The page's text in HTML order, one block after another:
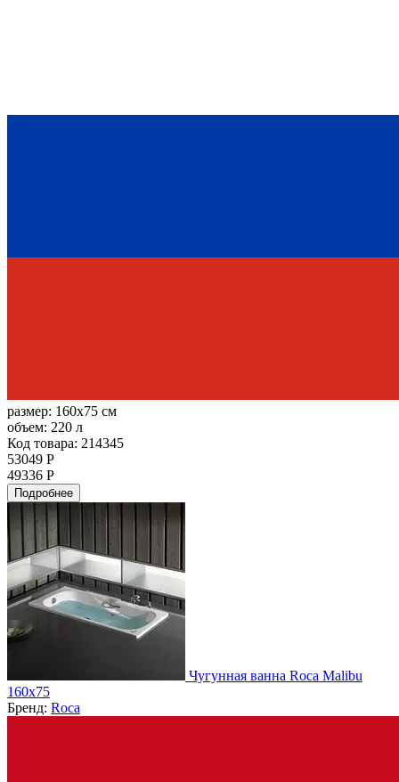
размер: 160x75 см
объем: 220 л
Код товара: 214345
53049 Р
49336 Р
Подробнее
Чугунная ванна Roca Malibu
160x75
Бренд: Roca